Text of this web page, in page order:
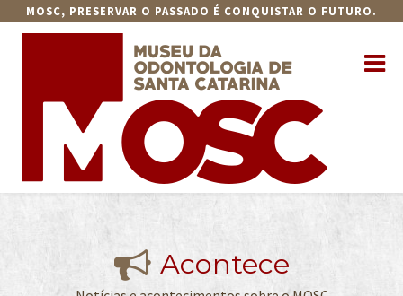
MOSC, PRESERVAR O PASSADO É CONQUISTAR O FUTURO.
Acontece